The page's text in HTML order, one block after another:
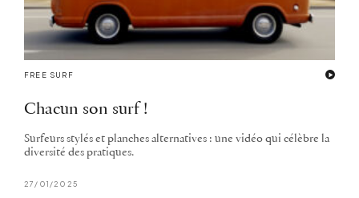
FREE SURF
Chacun son surf !
Surfeurs stylés et planches alternatives : une vidéo qui célèbre la
diversité des pratiques.
27/01/2025